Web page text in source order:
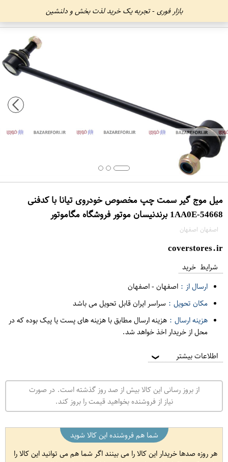
بازار فوری - تجربه یک خرید لذت بخش و دلنشین
میل موج گیر سمت چپ مخصوص خودروی تیانا با کدفنی
54668-1AA0E برندنیسان موتور فروشگاه مگاموتور
اصفهان اصفهان
coverstores.ir
شرایط خرید
ارسال از : اصفهان-اصفهان
مکان تحویل : سراسر ایران قابل تحویل می باشد
هزینه ارسال : هزینه ارسال مطابق با هزینه های پست یا پیک بوده که در
محل از خریدار اخذ خواهد شد.
اطلاعات بیشتر ❯
از بروز رسانی این کالا بیش از صد روز گذشته است. در صورت
نیاز از فروشنده بخواهید قیمت را بروز کند.
شما هم فروشنده این کالا شوید
هر روزه صدها خریدار این کالا را می بینند اگر شما هم می توانید این کالا را